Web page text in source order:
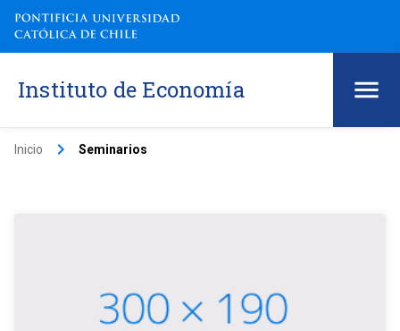
Instituto de Economía
Inicio keyboard_arrow_right Seminarios